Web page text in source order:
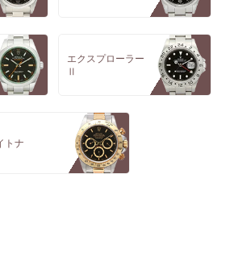
エクスプローラー
Ⅱ
トナ